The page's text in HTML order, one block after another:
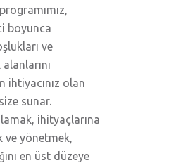
boyunca
ve
ihtiyacınız olan
sunar.
ihityaçlarına
ve yönetmek,
en üst düzeye